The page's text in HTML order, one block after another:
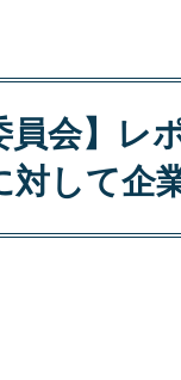
員会】レ
対して企